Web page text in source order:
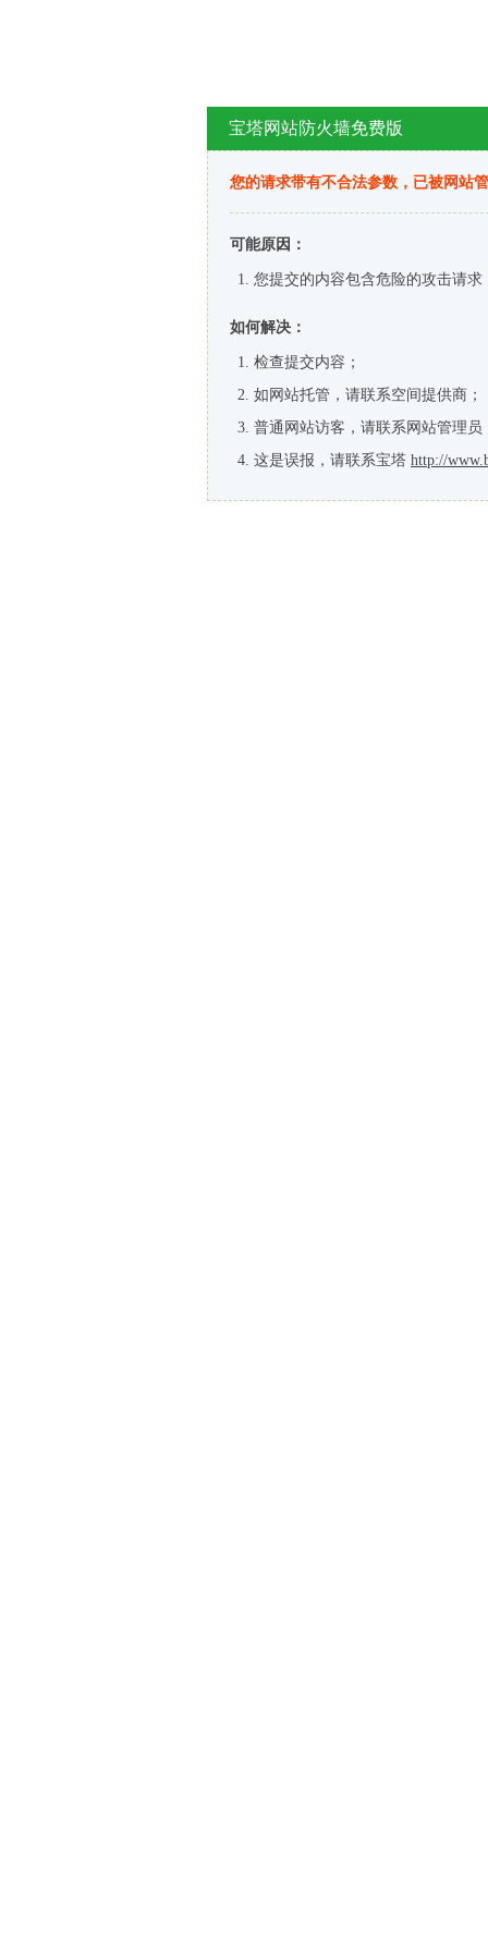
宝塔网站防火墙免费版
您的请求带有不合法参数，已被网站
可能原因：
您提交的内容包含危险的攻击请求
如何解决：
检查提交内容；
如网站托管，请联系空间提供商；
普通网站访客，请联系网站管理员
这是误报，请联系宝塔 http://